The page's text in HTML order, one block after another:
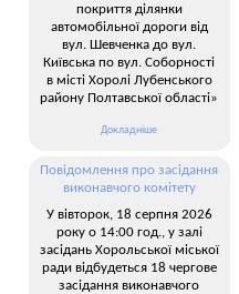
покриття ділянки
автомобільної дороги від
вул. Шевченка до вул.
Київська по вул. Соборності
в місті Хоролі Лубенського
району Полтавської області»
Докладніше
Повідомлення про засідання
виконавчого комітету
У вівторок, 18 серпня 2026
року о 14:00 год., у залі
засідань Хорольської міської
ради відбудеться 18 чергове
засідання виконавчого